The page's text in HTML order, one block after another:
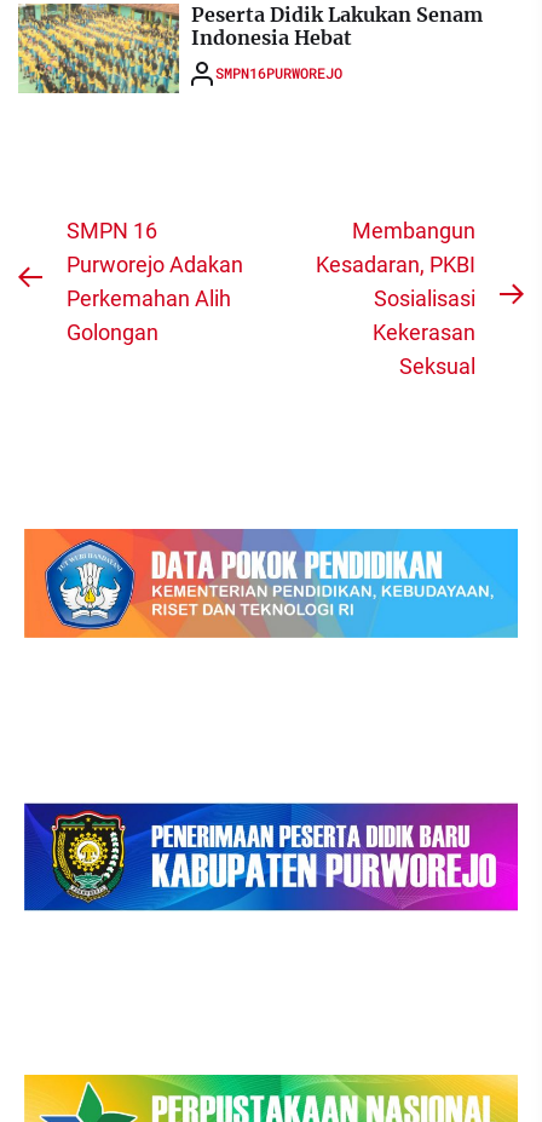
Peserta Didik Lakukan Senam
Indonesia Hebat
SMPN16PURWOREJO
Navigasi
pos
Previous
SMPN 16
Purworejo Adakan
Perkemahan Alih
Golongan
Membangun
Kesadaran, PKBI
Sosialisasi
Kekerasan
Seksual